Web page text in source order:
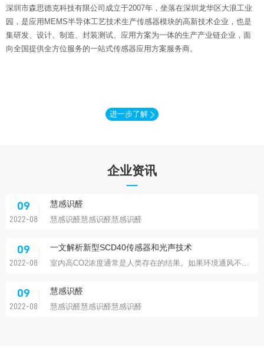
深圳市森思德克科技有限公司成立于2007年，坐落在深圳龙华区大浪工业
园，是应用MEMS半导体工艺技术生产传感器模块的高新技术企业，也是
集研发、设计、制造、封装测试、应用方案为一体的生产产业链企业，面
向全国提供全方位服务的一站式传感器应用方案服务商。
进一步了解
企业资讯
在需要清洁空气的地方，空气过滤器通常就在不远处。
09
2022-08
慧感识醛
慧感识醛慧感识醛慧感识醛
09
2022-08
一文解析新型SCD40传感器和光声技术
室内高CO2浓度通常是人类存在的结果。如果环境通风不良，我们的身体会吸入氧气并释放出CO2，该CO2会积聚在室内。
09
2022-08
慧感识醛
慧感识醛慧感识醛慧感识醛